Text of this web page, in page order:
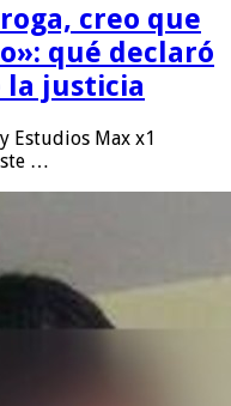
creo que
qué declaró
la justicia
Estudios Max x1
…